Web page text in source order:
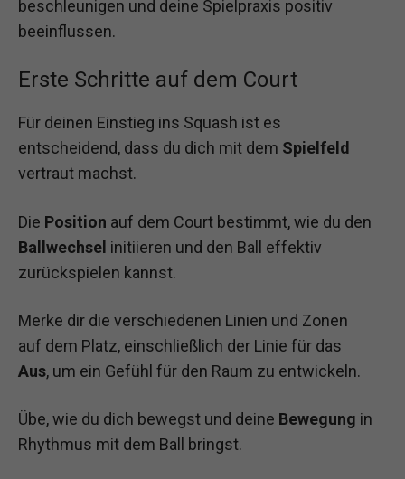
beschleunigen und deine Spielpraxis positiv
beeinflussen.
Erste Schritte auf dem Court
Für deinen Einstieg ins Squash ist es
entscheidend, dass du dich mit dem Spielfeld
vertraut machst.
Die Position auf dem Court bestimmt, wie du den
Ballwechsel initiieren und den Ball effektiv
zurückspielen kannst.
Merke dir die verschiedenen Linien und Zonen
auf dem Platz, einschließlich der Linie für das
Aus, um ein Gefühl für den Raum zu entwickeln.
Übe, wie du dich bewegst und deine Bewegung in
Rhythmus mit dem Ball bringst.